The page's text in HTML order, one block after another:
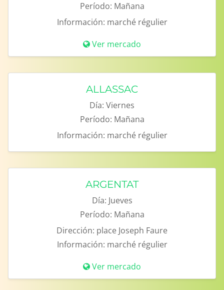
Período: Mañana
Información: marché régulier
Ver mercado
ALLASSAC
Día: Viernes
Período: Mañana
Información: marché régulier
ARGENTAT
Día: Jueves
Período: Mañana
Dirección: place Joseph Faure
Información: marché régulier
Ver mercado